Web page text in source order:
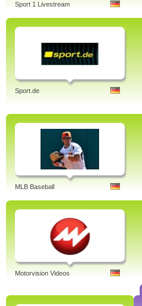
Sport 1 Livestream
Sport.de
MLB Baseball
Motorvision Videos